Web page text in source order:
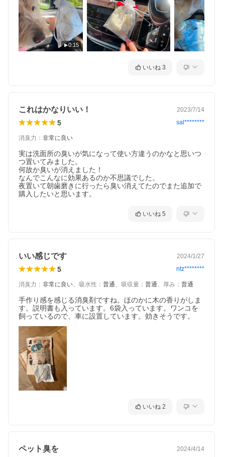
あなたとペットの日常を快適なものにしてくれま
この消臭剤は、100％天然成分のパルプと硫化鉄で作
ちょっとした臭いの気になる場所に置くだけで、消
悪臭はもう心配いりません。何度使っても大丈夫。
使用後は燃えるゴミとして捨てられます。
環境に配慮しながらも効果的な消臭を実現した
消臭剤。
天然成分でできたこの商品は、ペットとの暮らしに
は安心です！
0:15
いいね 3
これはかなりいい！ 2023/7/14
5 sal********
消臭力 ： 非常に良い
実は洗面所の臭いが気になって使い方違うのかなと思いつ
つ置いてみました。
何故か臭いが消えました！
なんでこんなに効果あるのか不思議でした。
夜置いて朝歯磨きに行ったら臭い消えてたのでまた追加で
購入したいと思います。
いいね 5
いい感じです 2024/1/27
5 ntz********
消臭力 ： 非常に良い、 吸水性 ： 普通、 吸収量 ： 普通、 厚み ： 普通
手作り感を感じる消臭剤ですね。ほのかに木の香りがしま
す。説明書も入っています。6袋入っています。ワンコを
飼っているので、車に設置しています。効きそうです。
いいね 2
ペット臭を 2024/4/14